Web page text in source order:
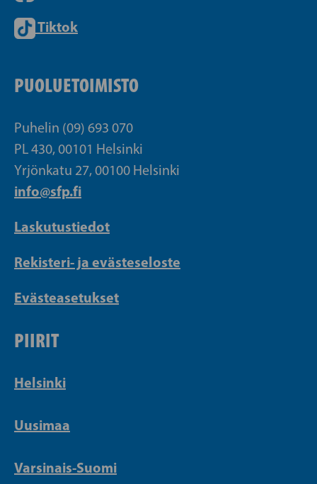
Tiktok
PUOLUETOIMISTO
Puhelin (09) 693 070
PL 430, 00101 Helsinki
Yrjönkatu 27, 00100 Helsinki
info@sfp.fi
Laskutustiedot
Rekisteri- ja evästeseloste
Evästeasetukset
PIIRIT
Helsinki
Uusimaa
Varsinais-Suomi